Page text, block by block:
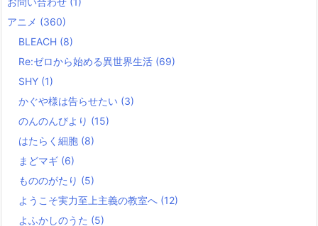
アニメ (360)
BLEACH (8)
Re:ゼロから始める異世界生活 (69)
SHY (1)
かぐや様は告らせたい (3)
のんのんびより (15)
はたらく細胞 (8)
まどマギ (6)
もののがたり (5)
ようこそ実力至上主義の教室へ (12)
よふかしのうた (5)